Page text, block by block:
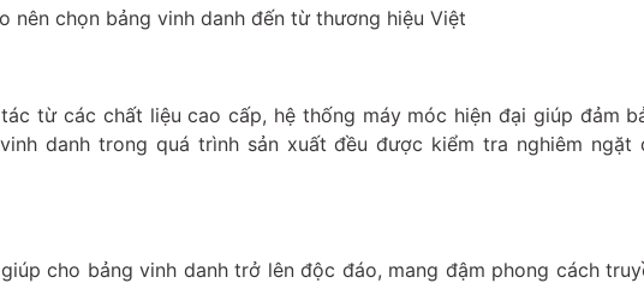
nên chọn bảng vinh danh đến từ thương hiệu Việt
từ các chất liệu cao cấp, hệ thống máy móc hiện đại giúp đảm
danh trong quá trình sản xuất đều được kiểm tra nghiêm ngặt
cho bảng vinh danh trở lên độc đáo, mang đậm phong cách